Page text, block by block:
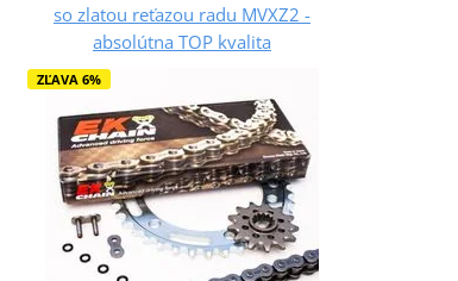
so zlatou reťazou radu MVXZ2 -
absolútna TOP kvalita
ZĽAVA 6%